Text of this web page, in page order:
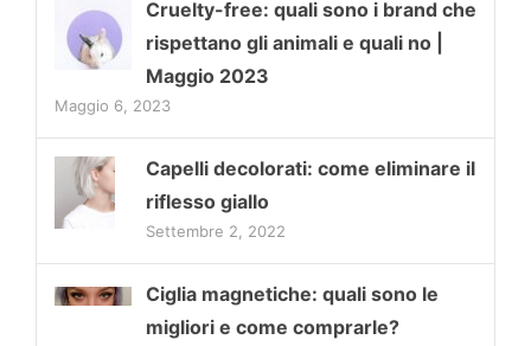
Cruelty-free: quali sono i brand che
rispettano gli animali e quali no |
Maggio 2023
Maggio 6, 2023
Capelli decolorati: come eliminare il
riflesso giallo
Settembre 2, 2022
Ciglia magnetiche: quali sono le
migliori e come comprarle?